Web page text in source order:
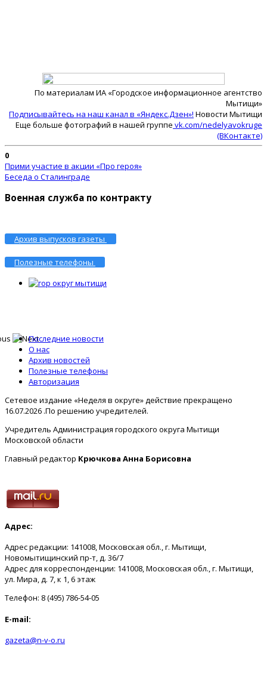
По материалам ИА «Городское информационное агентство
Мытищи»
Подписывайтесь на наш канал в «Яндекс.Дзен»! Новости Мытищи
Еще больше фотографий в нашей группе vk.com/nedelyavokruge
(ВКонтакте)
0
Прими участие в акции «Про героя»
Беседа о Сталинграде
Военная служба по контракту
Архив выпусков газеты
Полезные телефоны
Последние новости
О нас
Архив новостей
Полезные телефоны
Авторизация
Сетевое издание «Неделя в округе» действие прекращено
16.07.2026 .По решению учредителей.
Учредитель Администрация городского округа Мытищи
Московской области
Главный редактор Крючкова Анна Борисовна
Адрес:
Адрес редакции: 141008, Московская обл., г. Мытищи,
Новомытищинский пр-т, д. 36/7
Адрес для корреспонденции: 141008, Московская обл., г. Мытищи,
ул. Мира, д. 7, к 1, 6 этаж
Телефон: 8 (495) 786-54-05
E-mail:
gazeta@n-v-o.ru